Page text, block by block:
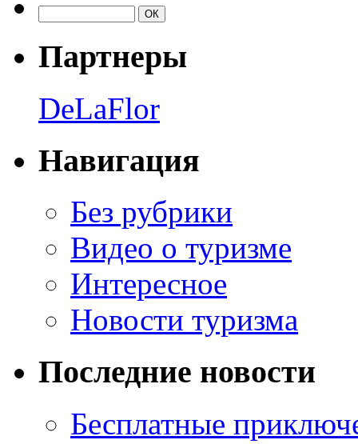
Партнеры
DeLaFlor
Навигация
Без рубрики
Видео о туризме
Интересное
Новости туризма
Последние новости
Бесплатные